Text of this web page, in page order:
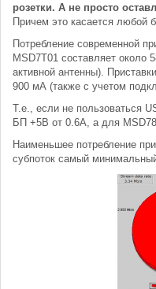
розетки. А не просто
Причем это касается любой
Потребление современной
MSD7T01 составляет около
активной антенны).
900 мА (также с учетом
Т.е., если не пользоваться
БП +5В от 0.6А, а для
Наименьшее потребление
субпоток самый